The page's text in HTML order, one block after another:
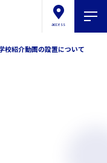
access
校紹介動画の設置について